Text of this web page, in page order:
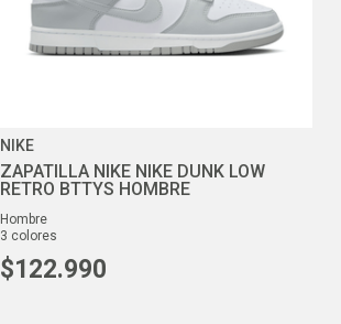
NIKE
ZAPATILLA NIKE NIKE DUNK LOW
RETRO BTTYS HOMBRE
hombre
3 colores
$122.990